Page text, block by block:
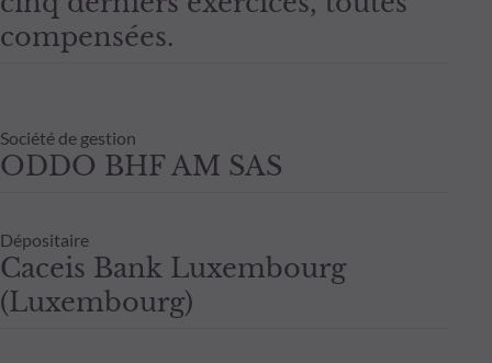
compensées.
Société de gestion
ODDO BHF AM SAS
Dépositaire
Caceis Bank Luxembourg
(Luxembourg)